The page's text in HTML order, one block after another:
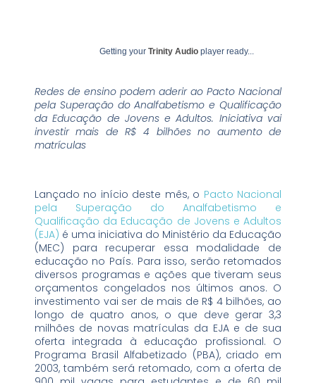
Getting your Trinity Audioplayer ready...
Redes de ensino podem aderir ao Pacto Nacional
pela Superação do Analfabetismo e Qualificação
da Educação de Jovens e Adultos. Iniciativa vai
investir mais de R$ 4 bilhões no aumento de
matrículas
Lançado no início deste mês, o Pacto Nacional
pela Superação do Analfabetismo e
Qualificação da Educação de Jovens e Adultos
(EJA) é uma iniciativa do Ministério da Educação
(MEC) para recuperar essa modalidade de
educação no País. Para isso, serão retomados
diversos programas e ações que tiveram seus
orçamentos congelados nos últimos anos. O
investimento vai ser de mais de R$ 4 bilhões, ao
longo de quatro anos, o que deve gerar 3,3
milhões de novas matrículas da EJA e de sua
oferta integrada à educação profissional. O
Programa Brasil Alfabetizado (PBA), criado em
2003, também será retomado, com a oferta de